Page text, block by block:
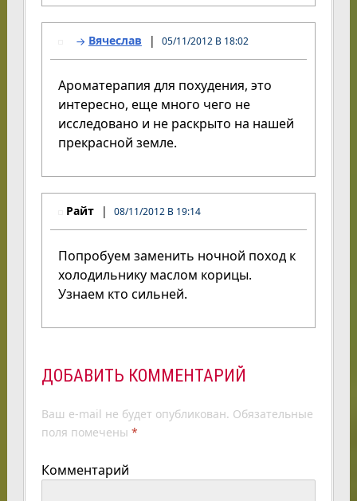
Вячеслав 05/11/2012 В 18:02
Ароматерапия для похудения, это
интересно, еще много чего не
исследовано и не раскрыто на нашей
прекрасной земле.
Райт 08/11/2012 В 19:14
Попробуем заменить ночной поход к
холодильнику маслом корицы.
Узнаем кто сильней.
ДОБАВИТЬ КОММЕНТАРИЙ
Ваш e-mail не будет опубликован. Обязательные
поля помечены *
Комментарий